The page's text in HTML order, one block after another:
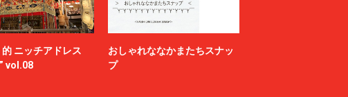
ニッチアドレス
vol.08
おしゃれななかまたちスナッ
プ